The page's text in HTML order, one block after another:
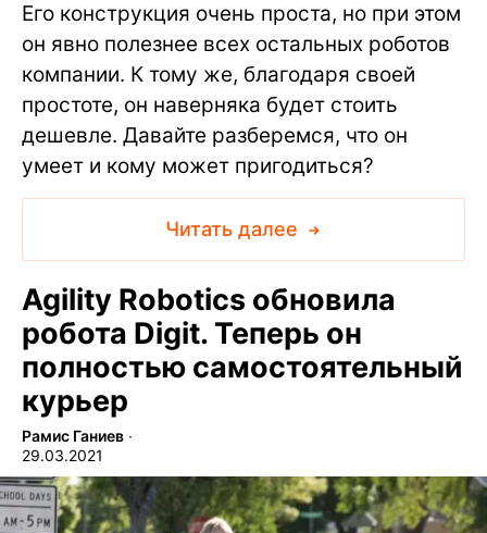
Его конструкция очень проста, но при этом
он явно полезнее всех остальных роботов
компании. К тому же, благодаря своей
простоте, он наверняка будет стоить
дешевле. Давайте разберемся, что он
умеет и кому может пригодиться?
Читать далее
Agility Robotics обновила
робота Digit. Теперь он
полностью самостоятельный
курьер
Рамис Ганиев ∙
29.03.2021